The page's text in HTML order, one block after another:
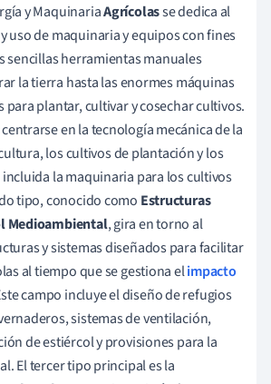
y MaquinariaAgrícolasse dedica al
uso de maquinaria y equipos con fines
sencillas herramientas manuales
la tierra hasta las enormes máquinas
plantar, cultivar y cosechar cultivos.
en la tecnología mecánica de la
los cultivos de plantación y los
la maquinaria para los cultivos
tipo, conocido como Estructuras
Medioambiental, gira en torno al
y sistemas diseñados para facilitar
al tiempo que se gestiona elimpacto
campo incluye el diseño de refugios
sistemas de ventilación,
de estiércol y provisiones para la
El tercer tipo principal es la